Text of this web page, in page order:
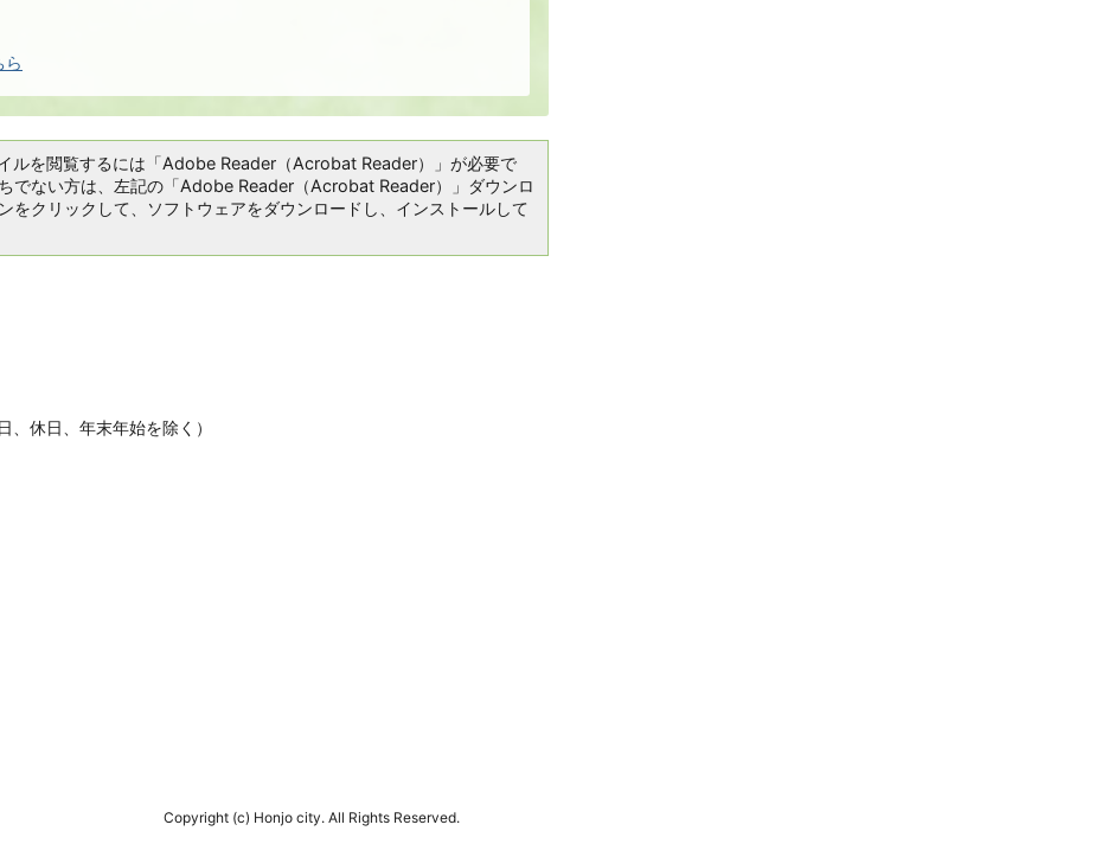
ら
ルを閲覧するには「Adobe Reader（Acrobat Reader）」が必要で
でない方は、左記の「Adobe Reader（Acrobat Reader）」ダウンロ
をクリックして、ソフトウェアをダウンロードし、インストールして
、休日、年末年始を除く）
Copyright (c) Honjo city. All Rights Reserved.